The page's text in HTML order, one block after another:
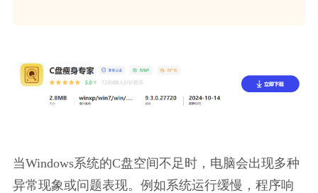
当Windows系统的C盘空间不足时，电脑会出现多种
异常现象或问题表现。例如系统运行缓慢，程序响